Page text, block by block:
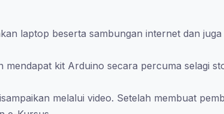
laptop beserta sambungan internet dan
kit Arduino secara percuma selagi
melalui video. Setelah membuat